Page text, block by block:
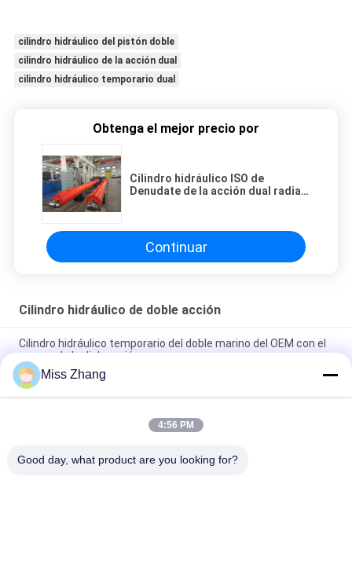
cilindro hidráulico del pistón doble
cilindro hidráulico de la acción dual
cilindro hidráulico temporario dual
Obtenga el mejor precio por
Cilindro hidráulico ISO de
Denudate de la acción dual radial
Continuar
Cilindro hidráulico de doble acción
Cilindro hidráulico temporario del doble marino del OEM con el
sensor de la dislocación
Ariete hydráulico temporario doble doble al revés del cilindro
hidráulico del pistón de la caída
Escoja/alzamiento hidráulico de la puerta plana temporaria
Miss Zhang
4:56 PM
Good day, what product are you looking for?